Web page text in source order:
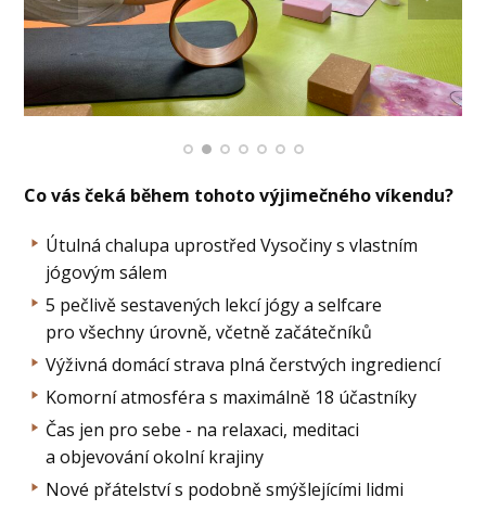
Co vás čeká během tohoto výjimečného víkendu?
Útulná chalupa uprostřed Vysočiny s vlastním
jógovým sálem
5 pečlivě sestavených lekcí jógy a selfcare
pro všechny úrovně, včetně začátečníků
Výživná domácí strava plná čerstvých ingrediencí
Komorní atmosféra s maximálně 18 účastníky
Čas jen pro sebe - na relaxaci, meditaci
a objevování okolní krajiny
Nové přátelství s podobně smýšlejícími lidmi